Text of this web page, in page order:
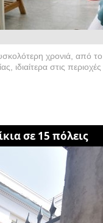
χρονιά,
ιδιαίτερα στις
σε 15 πόλεις